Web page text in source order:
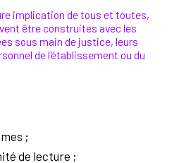
implication de tous et toutes,
être construites avec les
sous main de justice, leurs
de l'établissement ou du
;
de lecture ;